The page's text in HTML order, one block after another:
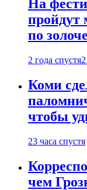
На
пройдут
по
2 года спустя
Коми
чтобы
23 часа спустя
чем